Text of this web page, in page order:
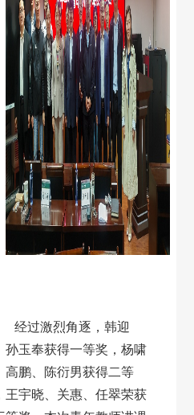
经过激烈角逐，韩迎
孙玉奉获得一等奖，杨啸
高鹏、陈衍男获得二等
王宇晓、关惠、任翠荣获